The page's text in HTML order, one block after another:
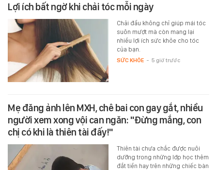
Lợi ích bất ngờ khi chải tóc mỗi ngày
Chải đầu không chỉ giúp mái tóc
suôn mượt mà còn mang lại
nhiều lợi ích sức khỏe cho tóc
của bạn.
SỨC KHỎE - 5 giờ trước
Mẹ đăng ảnh lên MXH, chê bai con gay gắt, nhiều
người xem xong vội can ngăn: "Đừng mắng, con
chị có khi là thiên tài đấy!"
Thiên tài chưa chắc được nuôi
dưỡng trong những lớp học thêm
đắt tiền hay trên những chiếc bàn